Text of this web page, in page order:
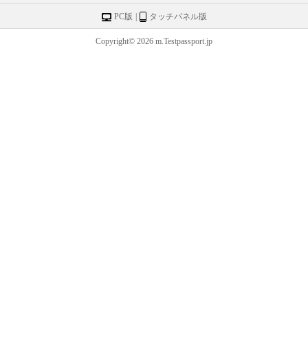
PC版 タッチパネル版
Copyright© 2026 m.Testpassport.jp